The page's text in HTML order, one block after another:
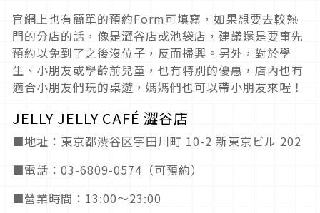
官網上也有簡單的預約Form可填寫，如果想要去較熱
門的分店的話，像是澀谷店或池袋店，建議還是要事先
預約以免到了之後沒位子，反而掃興。另外，對於學
生、小朋友或學齡前兒童，也有特別的優惠，店內也有
適合小朋友們玩的桌遊，媽媽們也可以帶小朋友來喔！
JELLY JELLY CAFÉ 澀谷店
■地址：東京都渋谷区宇田川町 10-2 新東京ビル 202
■電話：03-6809-0574（可預約）
■營業時間：13:00〜23:00